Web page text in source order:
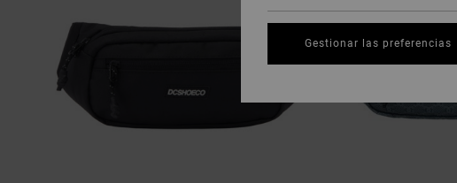
Gestionar las preferencias